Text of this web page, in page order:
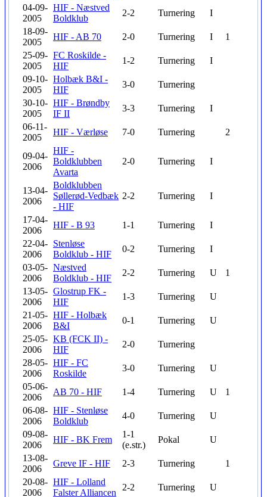
04-09-
2005
HIF - Næstved
Boldklub
2-2 Turnering
I
18-09-
2005
HIF - AB 70 2-0 Turnering I
1
25-09-
2005
FC Roskilde -
HIF
1-2 Turnering
I
09-10-
2005
Holbæk B&I -
HIF
3-0
Turnering
30-10-
2005
HIF - Brøndby
IF II
3-3 Turnering
I
06-11-
2005
HIF - Værløse 7-0 Turnering 2
09-04-
2006
HIF -
Boldklubben
Avarta
2-0 Turnering I
13-04-
2006
Boldklubben
Søllerød-Vedbæk
- HIF
2-2 Turnering I
17-04-
2006
HIF - B 93 1-1 Turnering
I
22-04-
2006
Stenløse
Boldklub - HIF
0-2 Turnering
I
03-05-
2006
Næstved
Boldklub - HIF
2-2 Turnering U
1
13-05-
2006
Glostrup FK -
HIF
1-3 Turnering
U
21-05-
2006
HIF - Holbæk
B&I
0-1 Turnering
U
25-05-
2006
KB (FCK II) -
HIF
2-0
Turnering
28-05-
2006
HIF - FC
Roskilde
3-0 Turnering
U
05-06-
2006
AB 70 - HIF 1-4 Turnering U
1
06-08-
2006
HIF - Stenløse
Boldklub
4-0 Turnering
U
09-08-
2006
HIF - BK Frem
1-1
(e.str.)
Pokal
U
13-08-
2006
Greve IF - HIF 2-3 Turnering
1
20-08-
2006
HIF - Lolland
Falster Alliancen
2-2 Turnering
U